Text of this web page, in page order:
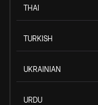
THAI
TURKISH
UKRAINIAN
URDU